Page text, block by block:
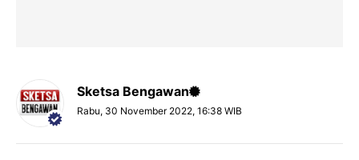
Sketsa Bengawan
Rabu, 30 November 2022, 16:38 WIB